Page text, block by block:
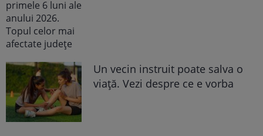
Un vecin instruit poate salva o
viață. Vezi despre ce e vorba